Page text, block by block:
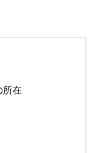
所在